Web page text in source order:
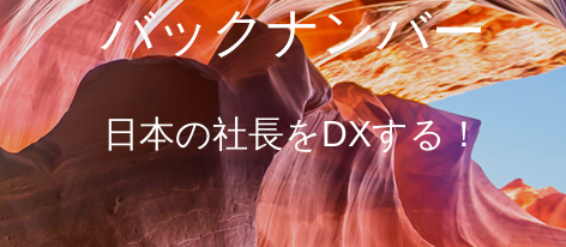
補助金サポート
補助金の取得と活用をサポート
経営革新等支援機関
事業計画・財務計画・融資計画
バックナンバー
日本の社長をDXする！